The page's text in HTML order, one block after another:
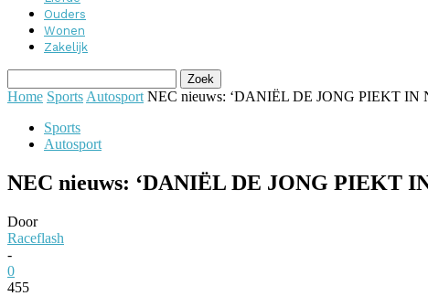
Ouders
Wonen
Zakelijk
Home Sports Autosport NEC nieuws: ‘DANIËL DE JONG PIEKT
Sports
Autosport
NEC nieuws: ‘DANIËL DE JONG PIEKT
Door
Raceflash
-
0
455